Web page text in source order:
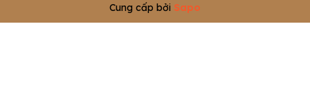
Cung cấp bởi Sapo